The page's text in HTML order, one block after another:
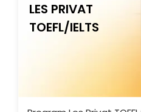
LES PRIVAT
TOEFL/IELTS